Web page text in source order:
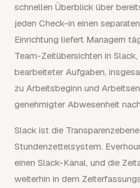
schnellen Überblick über
jeden Check-in einen
Einrichtung liefert Managern
Team-Zeitübersichten in
bearbeiteter Aufgaben,
zu Arbeitsbeginn und
genehmigter Abwesenheit
Slack ist die
Stundenzettelsystem.
einen Slack-Kanal, und die
weiterhin in dem